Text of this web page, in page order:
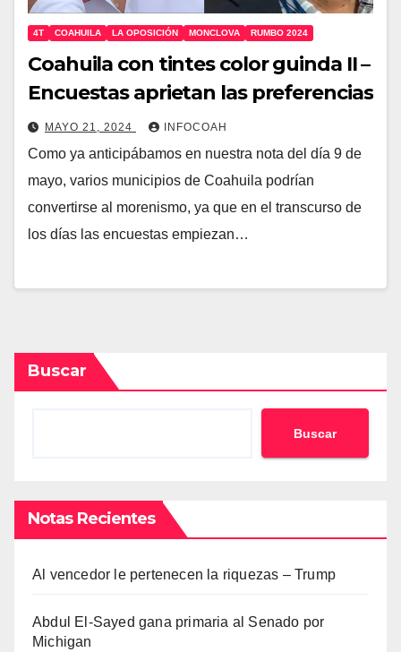
4T COAHUILA LA OPOSICIÓN MONCLOVA RUMBO 2024
Coahuila con tintes color guinda II –
Encuestas aprietan las preferencias
MAYO 21, 2024 INFOCOAH
Como ya anticipábamos en nuestra nota del día 9 de
mayo, varios municipios de Coahuila podrían
convertirse al morenismo, ya que en el transcurso de
los días las encuestas empiezan…
Buscar
Buscar
Notas Recientes
Al vencedor le pertenecen la riquezas – Trump
Abdul El-Sayed gana primaria al Senado por
Michigan